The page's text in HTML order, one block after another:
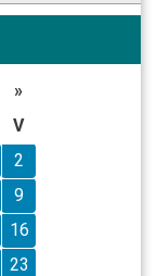
»
V
2
9
16
23